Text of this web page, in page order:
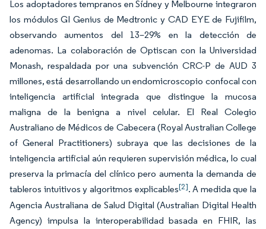
Los adoptadores tempranos en Sídney y Melbourne integraron
los módulos GI Genius de Medtronic y CAD EYE de Fujifilm,
observando aumentos del 13–29% en la detección de
adenomas. La colaboración de Optiscan con la Universidad
Monash, respaldada por una subvención CRC-P de AUD 3
millones, está desarrollando un endomicroscopio confocal con
inteligencia artificial integrada que distingue la mucosa
maligna de la benigna a nivel celular. El Real Colegio
Australiano de Médicos de Cabecera (Royal Australian College
of General Practitioners) subraya que las decisiones de la
inteligencia artificial aún requieren supervisión médica, lo cual
preserva la primacía del clínico pero aumenta la demanda de
tableros intuitivos y algoritmos explicables[2]. A medida que la
Agencia Australiana de Salud Digital (Australian Digital Health
Agency) impulsa la interoperabilidad basada en FHIR, las